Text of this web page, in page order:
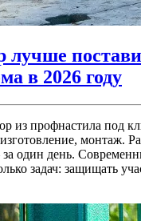
лучше
в 2026 году
из профнастила под
монтаж.
один день.
задач: защищать